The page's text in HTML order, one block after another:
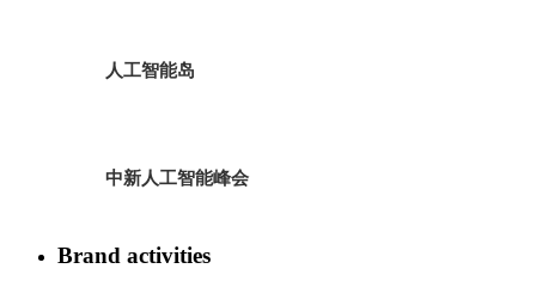
人工智能岛
中新人工智能峰会
Brand activities